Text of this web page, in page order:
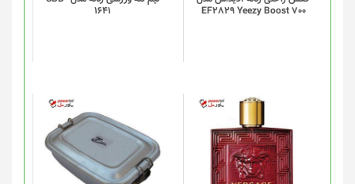
EF2829 Yeezy Boost 700
1641
ها
محصول
انتخاب
شوند